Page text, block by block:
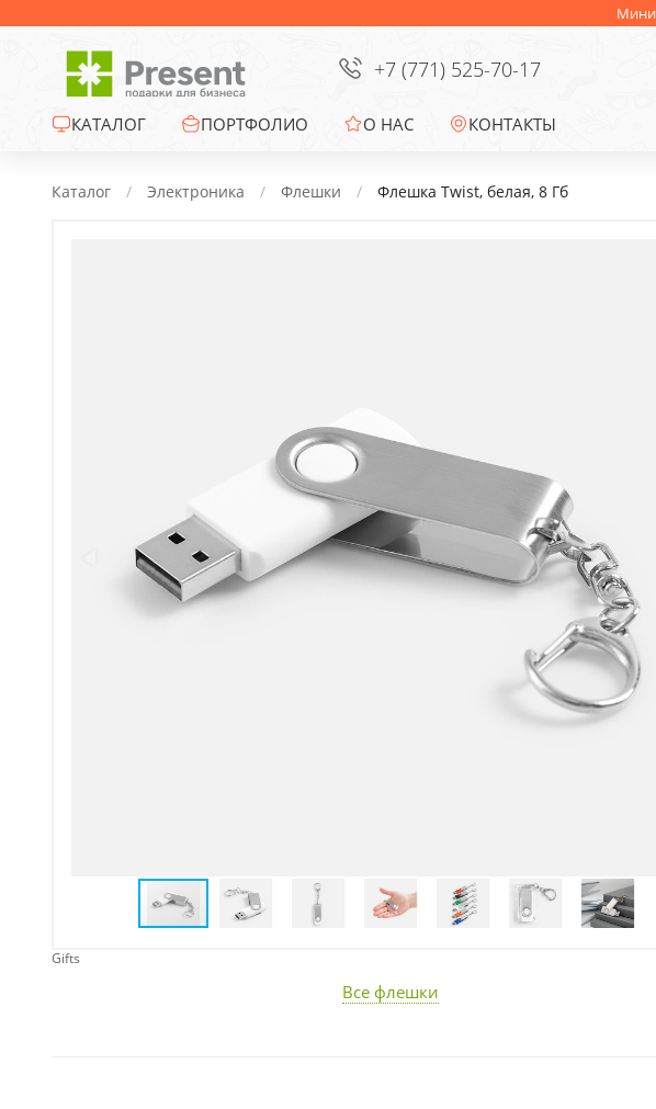
+7 (771) 525-70-17
КАТАЛОГ
Офисные сувениры
Зонты
Промо-сувениры
Подарочные наборы
ПОРТФОЛИО О НАС КОНТАКТЫ
Каталог Электроника Флешки Флешка Twist, белая, 8 Гб
Gifts
Все флешки